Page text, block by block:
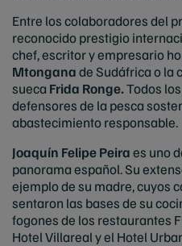
Entre los colaboradores del
reconocido prestigio
chef, escritor y empresario
Mtonganade Sudáfrica o la
sueca Frida Ronge.Todos
defensores de la pesca
abastecimiento responsable.
Joaquín Felipe Peiraes uno
panorama español. Su
ejemplo de su madre, cuyos
sentaron las bases de su
fogones de los restaurantes
Hotel Villareal y el Hotel